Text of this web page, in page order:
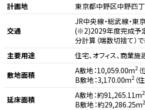
計画地 東京都中野区中野四
交通
JR中央線・総武線・
(※2)2029年度完成予
分計算（端数切捨て）で
主要用途
住宅、オフィス、商業
敷地面積
A敷地：10,059.00m2
B敷地：3,170.00m2（
延床面積
A敷地：約91,265.11m2
B敷地：約29,286.25m2